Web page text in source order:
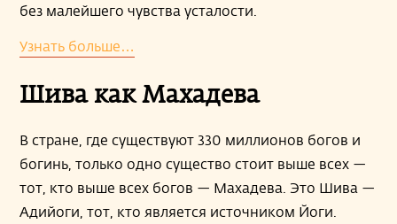
без малейшего чувства усталости.
Узнать больше…
Шива как Махадева
В стране, где существуют 330 миллионов богов и
богинь, только одно существо стоит выше всех —
тот, кто выше всех богов — Махадева. Это Шива —
Адийоги, тот, кто является источником Йоги.